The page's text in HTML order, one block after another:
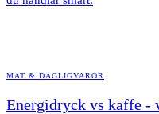
MAT & DAGLIGVAROR
Energidryck vs kaffe -